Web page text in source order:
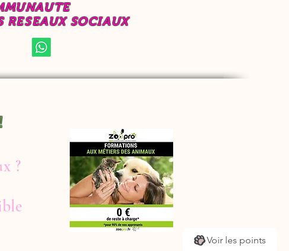
Voir les points
RESEAUX SOCIAUX
?